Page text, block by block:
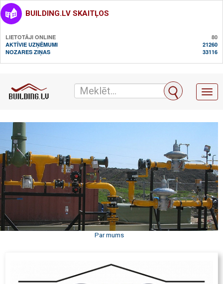
BUILDING.LV SKAITĻOS
LIETOTĀJI ONLINE
80
AKTĪVIE UZŅĒMUMI
21260
NOZARES ZIŅAS
33116
Par mums